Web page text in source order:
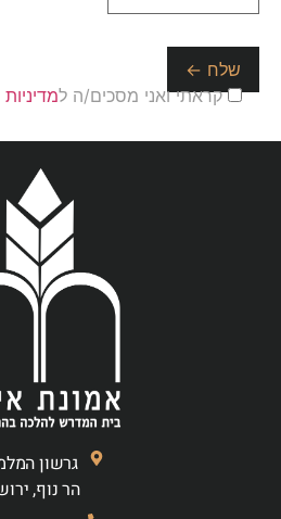
קראתי ואני מסכים/ה ל
גרשון
הר נוף,